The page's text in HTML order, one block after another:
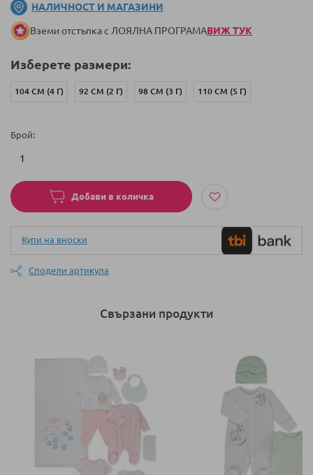
НАЛИЧНОСТ И МАГАЗИНИ
Вземи отстъпка с ЛОЯЛНА ПРОГРАМАВИЖ ТУК
Изберете размери:
104 СМ (4 Г) 92 СМ (2 Г) 98 СМ (3 Г) 110 СМ (5 Г)
Брой
Добави в количка
Купи на вноски
Сподели артикула
Свързани продукти